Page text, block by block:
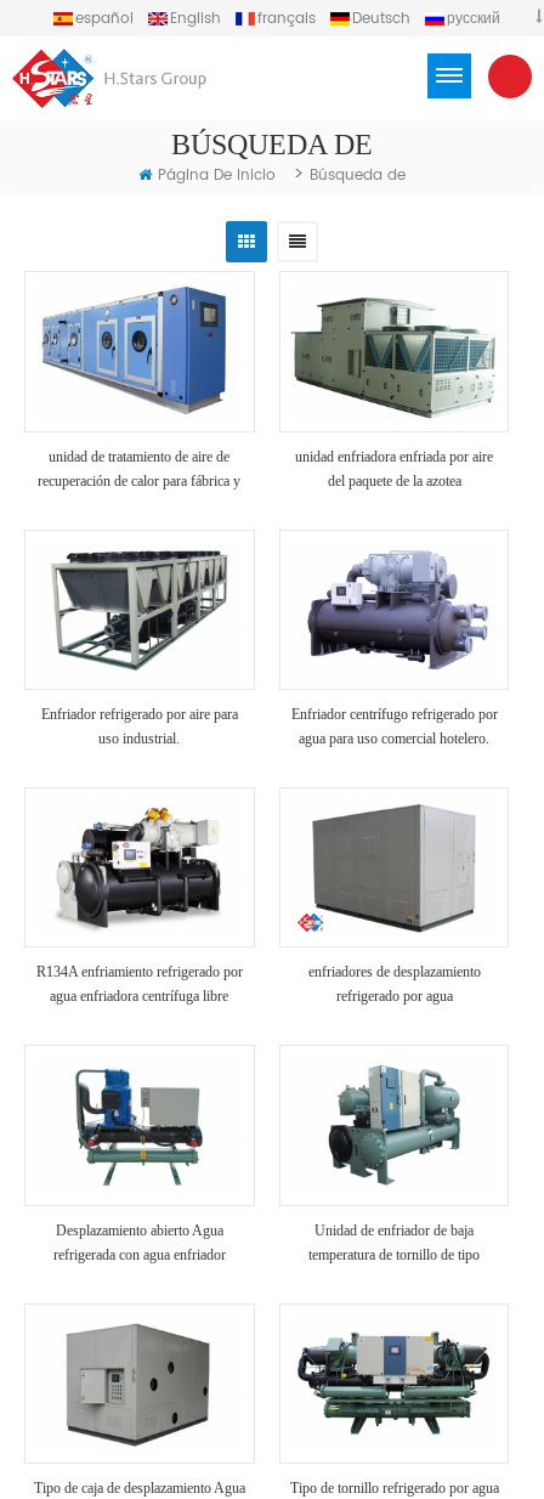
español English français Deutsch
русский
BÚSQUEDA DE
Página De Inicio > Búsqueda de
unidad de tratamiento de aire de
recuperación de calor para fábrica y
unidad enfriadora enfriada por aire
del paquete de la azotea
Enfriador refrigerado por aire para
uso industrial.
Enfriador centrífugo refrigerado por
agua para uso comercial hotelero.
R134A enfriamiento refrigerado por
agua enfriadora centrífuga libre
enfriadores de desplazamiento
refrigerado por agua
Desplazamiento abierto Agua
refrigerada con agua enfriador
Unidad de enfriador de baja
temperatura de tornillo de tipo
Tipo de caja de desplazamiento Agua
Tipo de tornillo refrigerado por agua